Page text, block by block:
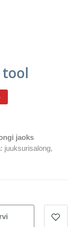
tool
jaoks
juuksurisalong,